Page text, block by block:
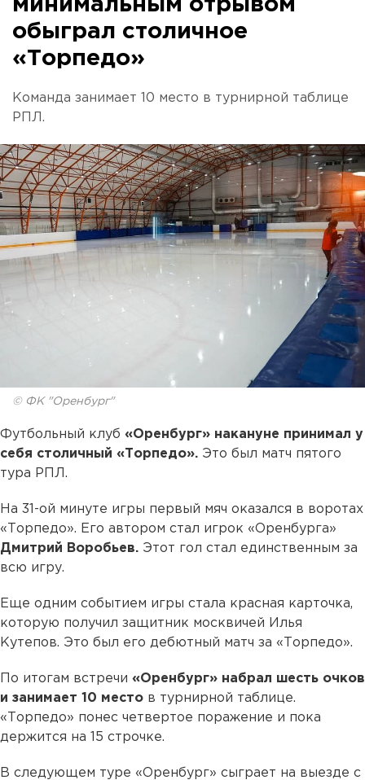
минимальным отрывом
обыграл столичное
«Торпедо»
Команда занимает 10 место в турнирной таблице
РПЛ.
© ФК "Оренбург"
Футбольный клуб «Оренбург» накануне принимал у
себя столичный «Торпедо». Это был матч пятого
тура РПЛ.
На 31-ой минуте игры первый мяч оказался в воротах
«Торпедо». Его автором стал игрок «Оренбурга»
Дмитрий Воробьев. Этот гол стал единственным за
всю игру.
Еще одним событием игры стала красная карточка,
которую получил защитник москвичей Илья
Кутепов. Это был его дебютный матч за «Торпедо».
По итогам встречи «Оренбург» набрал шесть очков
и занимает 10 место в турнирной таблице.
«Торпедо» понес четвертое поражение и пока
держится на 15 строчке.
В следующем туре «Оренбург» сыграет на выезде с